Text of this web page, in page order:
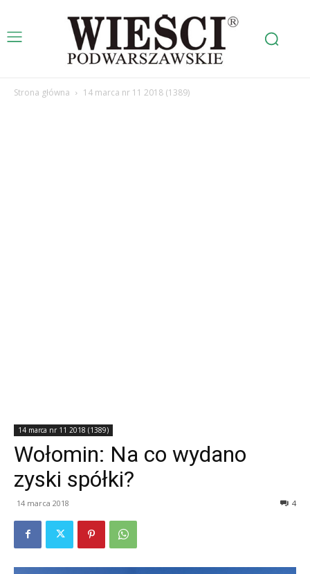
Strona główna 14 marca nr 11 2018 (1389)
14 marca nr 11 2018 (1389)
Wołomin: Na co wydano
zyski spółki?
14 marca 2018 4